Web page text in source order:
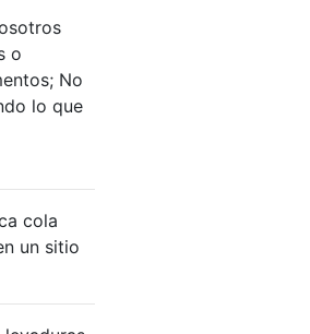
o
No
lo que
cola
un sitio